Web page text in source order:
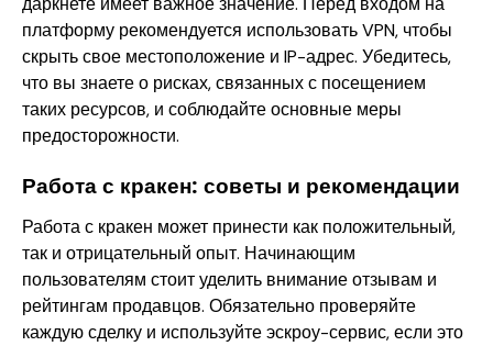
платформу рекомендуется использовать VPN, чтобы
скрыть свое местоположение и IP-адрес. Убедитесь,
что вы знаете о рисках, связанных с посещением
таких ресурсов, и соблюдайте основные меры
предосторожности.
Работа с кракен: советы и рекомендации
Работа с кракен может принести как положительный,
так и отрицательный опыт. Начинающим
пользователям стоит уделить внимание отзывам и
рейтингам продавцов. Обязательно проверяйте
каждую сделку и используйте эскроу-сервис, если это